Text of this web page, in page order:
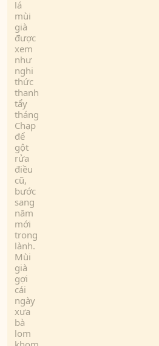
lá
mùi
già
được
xem
như
nghi
thức
thanh
tẩy
tháng
Chạp
để
gột
rửa
điều
cũ,
bước
sang
năm
mới
trong
lành.
Mùi
già
gợi
cái
ngày
xưa
bà
lom